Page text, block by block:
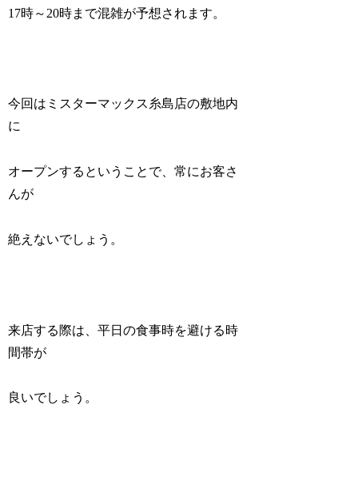
17時～20時まで混雑が予想されます。
今回はミスターマックス糸島店の敷地内
に
オープンするということで、常にお客さ
んが
絶えないでしょう。
来店する際は、平日の食事時を避ける時
間帯が
良いでしょう。